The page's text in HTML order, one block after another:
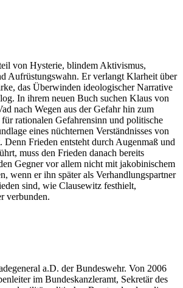
von Hysterie, blindem Aktivismus,
Aufrüstungswahn. Er verlangt Klarheit über
das Überwinden ideologischer Narrative
In ihrem neuen Buch suchen Klaus von
nach Wegen aus der Gefahr hin zum
rationalen Gefahrensinn und politische
eines nüchternen Verständnisses von
Frieden entsteht durch Augenmaß und
muss den Frieden danach bereits
Gegner vor allem nicht mit jakobinischem
wenn er ihn später als Verhandlungspartner
sind, wie Clausewitz festhielt,
verbunden.
a.D. der Bundeswehr. Von 2006
im Bundeskanzleramt, Sekretär des